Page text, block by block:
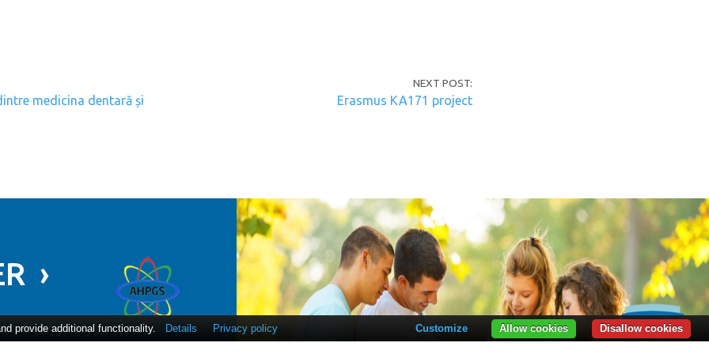
medicina dentară și
NEXT POST:
Erasmus KA171 project
›
provide additional functionality. Details Privacy policy Disallow cookies
Allow cookies
Customize